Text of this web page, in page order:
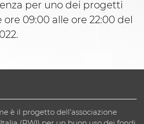
per uno dei progetti
09:00 alle ore 22:00 del
è il progetto dell’associazione